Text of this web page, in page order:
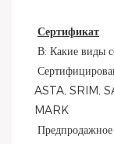
Сертификат
В: Какие виды
ASTA, SRIM,
MARK